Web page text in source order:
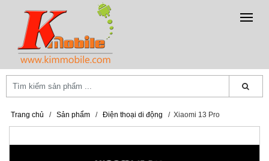
Trang chủ / Sản phẩm / Điện thoại di động / Xiaomi 13 Pro